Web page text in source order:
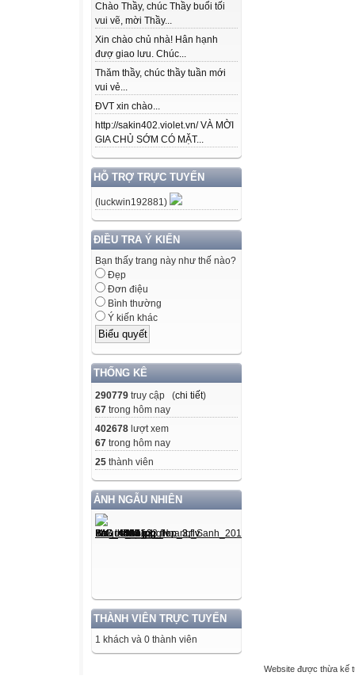
Chào Thầy, chúc Thầy buổi tối
vui vẽ, mời Thầy...
Xin chào chủ nhà! Hân hạnh
đượ giao lưu. Chúc...
Thăm thầy, chúc thầy tuần mới
vui vẻ...
ĐVT xin chào...
http://sakin402.violet.vn/ VÀ MỜI
GIA CHỦ SỚM CÓ MẶT...
HỖ TRỢ TRỰC TUYẾN
(luckwin192881)
ĐIỀU TRA Ý KIẾN
Bạn thấy trang này như thế nào?
Đẹp
Đơn điệu
Bình thường
Ý kiến khác
THỐNG KÊ
290779 truy cập (chi tiết)
67 trong hôm nay
402678 lượt xem
67 trong hôm nay
25 thành viên
ẢNH NGẪU NHIÊN
THÀNH VIÊN TRỰC TUYẾN
1 khách và 0 thành viên
Website được thừa kế